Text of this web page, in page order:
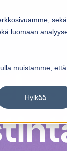
sekä
luomaan
muistamme, että
Hylkää